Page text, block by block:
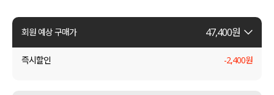
셔츠
원피스
회원 예상 구매가 47,400원
즉시할인 -2,400원